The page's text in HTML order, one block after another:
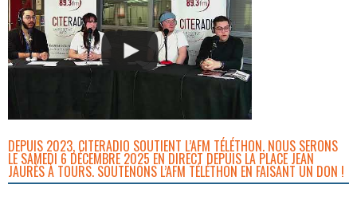
DEPUIS 2023, CITERADIO SOUTIENT L’AFM TÉLÉTHON. NOUS SERONS
LE SAMEDI 6 DÉCEMBRE 2025 EN DIRECT DEPUIS LA PLACE JEAN
JAURÈS À TOURS. SOUTENONS L’AFM TÉLÉTHON EN FAISANT UN DON !